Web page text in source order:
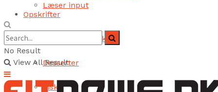
Opskrifter
Brød og bagværk
Desserter
Fisk
Læser input
No Result
View All Result